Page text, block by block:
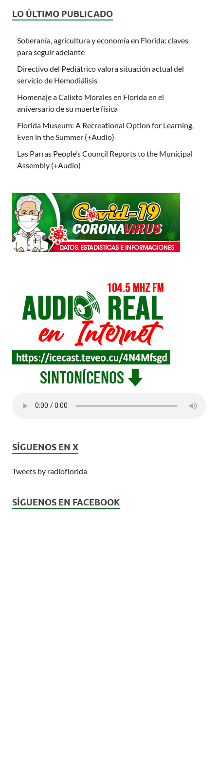
LO ÚLTIMO PUBLICADO
Soberanía, agricultura y economía en Florida: claves
para seguir adelante
Directivo del Pediátrico valora situación actual del
servicio de Hemodiálisis
Homenaje a Calixto Morales en Florida en el
aniversario de su muerte física
Florida Museum: A Recreational Option for Learning,
Even in the Summer (+Audio)
Las Parras People’s Council Reports to the Municipal
Assembly (+Audio)
SÍGUENOS EN X
Tweets by radioflorida
SÍGUENOS EN FACEBOOK